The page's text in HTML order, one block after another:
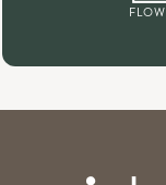
FLOW